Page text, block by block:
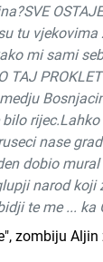
tu vjekovima
mi sami
nase
dobio mural
narod koji
te me ... ka
zombiju